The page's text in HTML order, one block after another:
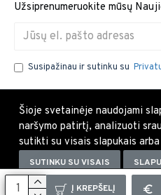
Į KREPŠELĮ
Užsiprenumeruokite mūsų
Susipažinau ir sutinku su
Šioje svetainėje naudojami
naršymo patirtį, analizuoti
sutikti su visais slapukais
SUTINKU SU VISAIS
Uždaryti×